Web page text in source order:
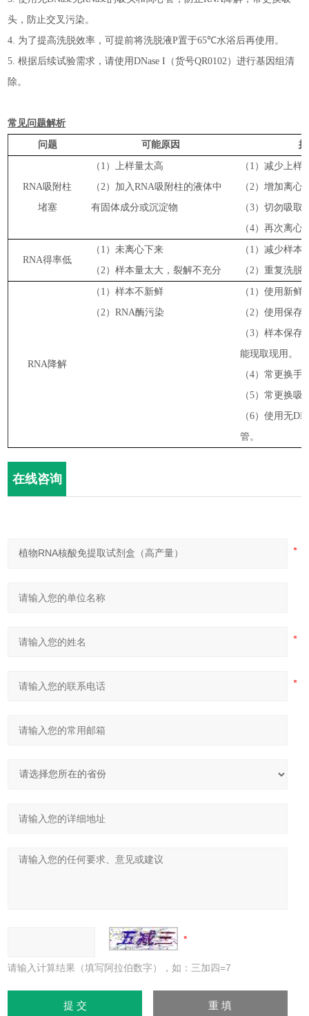
头，防止交叉污染。
4. 为了提高洗脱效率，可提前将洗脱液P置于65℃水浴后再使用。
5.根据后续试验需求，请使用DNase I （货号QR0102）进行基因组清
除。
常见问题解析
问题 可能原因
RNA吸附柱
堵塞
（1）上样量太高
（2） 加入RNA吸附柱的液体中
有固体成分或沉淀物
（1）减少上样
（2）增加离心
（3）切勿吸取
（4）再次离心
RNA得率低
（1）未离心下来
（2）样本量太大，裂解不充分
（1）减少样本
（2）重复洗脱
RNA降解
（1）样本不新鲜
（2）RNA酶污染
（1）使用新鲜
（2）使用保存
（3）样本保存
能现取现用。
（4）常更换手
（5）常更换吸
（6）使用无
管。
在线咨询
请输入计算结果（填写阿拉伯数字），如：三加四=7